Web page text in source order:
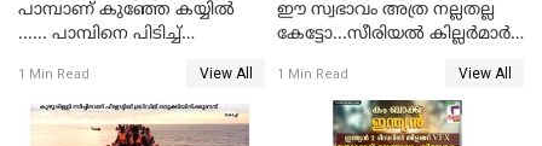
പാമ്പാണ് കുഞ്ഞേ കയ്യില്‍
...... പാമ്പിനെ പിടിച്ച്
വൈറലായി വീഡിയോ
1 Min Read View All
ഈ സ്വഭാവം അത്ര നല്ലതല്ല
കേട്ടോ...സീരിയല്‍ കില്ലര്‍മാര്‍
ഓര്‍ക്കകളുടെ സ്വഭാവരീതി
1 Min Read View All